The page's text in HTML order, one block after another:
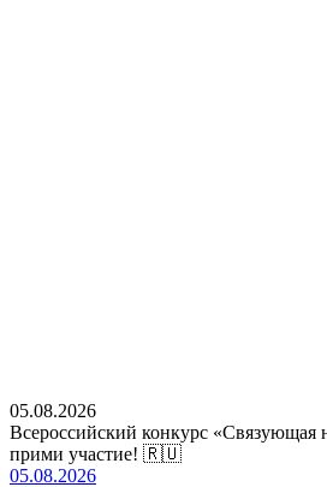
05.08.2026
Всероссийский конкурс
прими участие! 🇷🇺
05.08.2026